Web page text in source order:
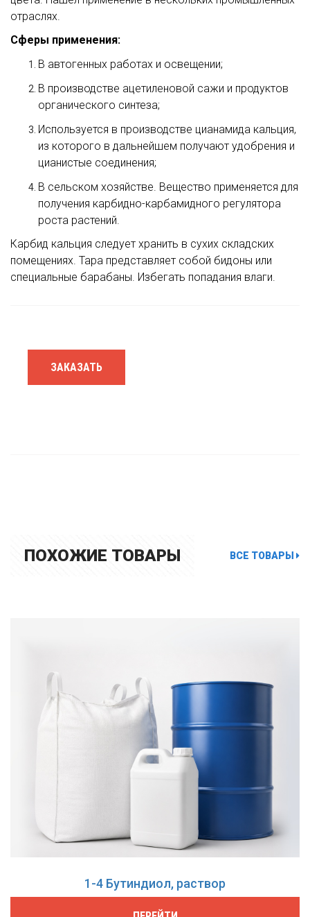
отраслях.
Сферы применения:
В автогенных работах и освещении;
В производстве ацетиленовой сажи и продуктов
органического синтеза;
Используется в производстве цианамида кальция,
из которого в дальнейшем получают удобрения и
цианистые соединения;
В сельском хозяйстве. Вещество применяется для
получения карбидно-карбамидного регулятора
роста растений.
Карбид кальция следует хранить в сухих складских
помещениях. Тара представляет собой бидоны или
специальные барабаны. Избегать попадания влаги.
ЗАКАЗАТЬ
ПОХОЖИЕ ТОВАРЫ ВСЕ ТОВАРЫ
1-4 Бутиндиол, раствор